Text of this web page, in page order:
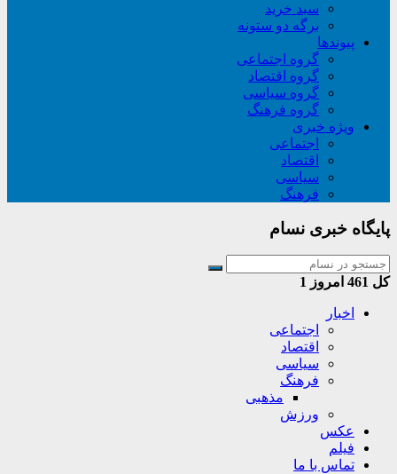
سبد خريد
برگه دو ستونه
پیوندها
گروه اجتماعی
گروه اقتصاد
گروه سیاسی
گروه فرهنگ
ویژه خبری
اجتماعی
اقتصاد
سیاسی
فرهنگ
پایگاه خبری نسام
کل امروز 1
اخبار
اجتماعی
اقتصاد
سیاسی
فرهنگ
مذهبی
ورزش
عکس
فیلم
تماس با ما